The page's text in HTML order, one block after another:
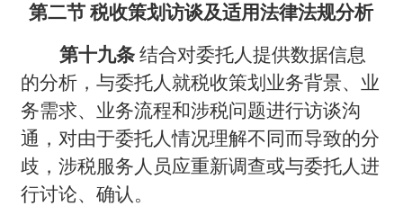
第二节 税收策划访谈及适用法律法规分析
第十九条结合对委托人提供数据信息
的分析，与委托人就税收策划业务背景、业
务需求、业务流程和涉税问题进行访谈沟
通，对由于委托人情况理解不同而导致的分
歧，涉税服务人员应重新调查或与委托人进
行讨论、确认。